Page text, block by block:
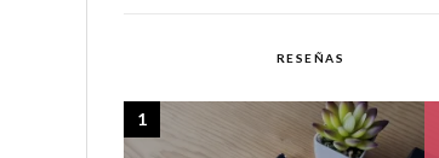
RESEÑAS
1